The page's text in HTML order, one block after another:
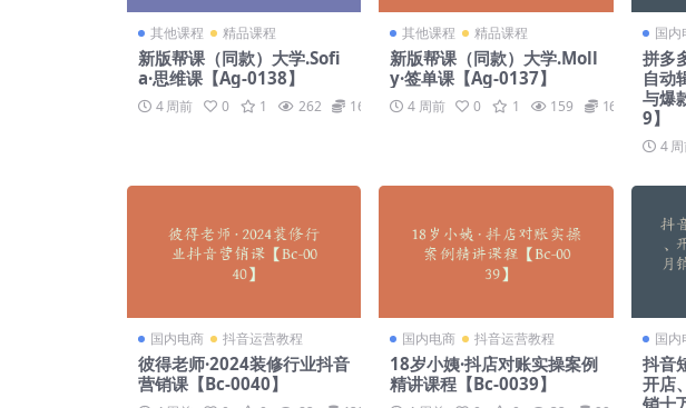
其他课程 精品课程
新版帮课（同款）大学.Sofi
a·思维课【Ag-0138】
4 周前 0 1 262 169
其他课程 精品课程
新版帮课（同款）大学.Moll
y·签单课【Ag-0137】
4 周前 0 1 159 169
国内
拼多
自动
与爆
9】
4
国内电商 抖音运营教程
彼得老师·2024装修行业抖音
营销课【Bc-0040】
国内电商 抖音运营教程
18岁小姨·抖店对账实操案例
精讲课程【Bc-0039】
国内
抖音
开店
销十